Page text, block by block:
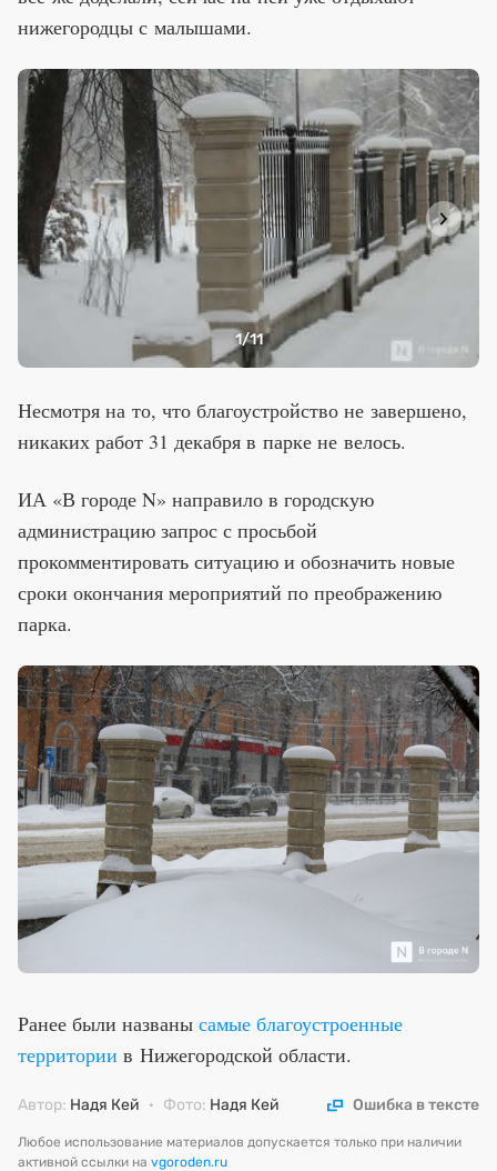
нижегородцы с малышами.
1/11
Несмотря на то, что благоустройство не завершено,
никаких работ 31 декабря в парке не велось.
ИА «В городе N» направило в городскую
администрацию запрос с просьбой
прокомментировать ситуацию и обозначить новые
сроки окончания мероприятий по преображению
парка.
Ранее были названы самые благоустроенные
территории в Нижегородской области.
Автор: Надя Кей · Фото: Надя Кей Ошибка в тексте
Любое использование материалов допускается только при наличии
активной ссылки на vgoroden.ru